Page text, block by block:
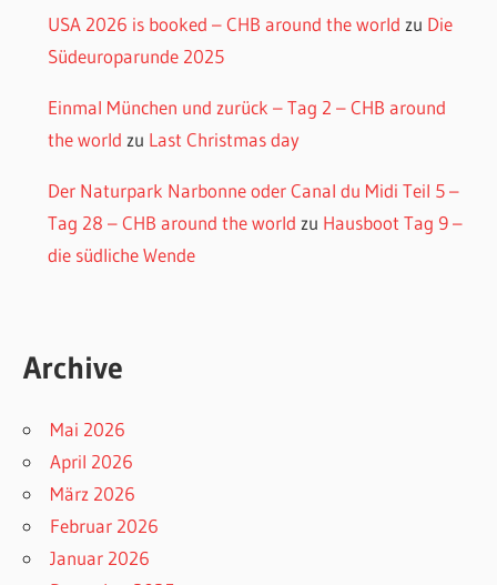
USA 2026 is booked – CHB around the world zu Die
Südeuroparunde 2025
Einmal München und zurück – Tag 2 – CHB around
the world zu Last Christmas day
Der Naturpark Narbonne oder Canal du Midi Teil 5 –
Tag 28 – CHB around the world zu Hausboot Tag 9 –
die südliche Wende
Archive
Mai 2026
April 2026
März 2026
Februar 2026
Januar 2026